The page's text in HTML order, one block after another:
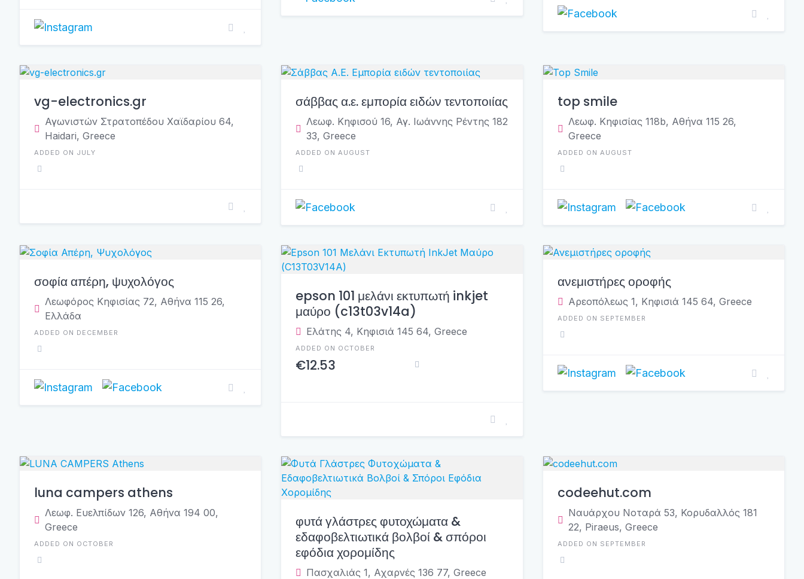
vg-electronics.gr
Αγωνιστών Στρατοπέδου Χαϊδαρίου 64,
Haidari, Greece
ADDED ON JULY
σάββας α.ε. εμπορία ειδών τεντοποιίας
Λεωφ. Κηφισού 16, Αγ. Ιωάννης Ρέντης 182
33, Greece
ADDED ON AUGUST
top smile
Λεωφ. Κηφισίας 118b, Αθήνα 115 26,
Greece
ADDED ON AUGUST
σοφία απέρη, ψυχολόγος
Λεωφόρος Κηφισίας 72, Αθήνα 115 26,
Ελλάδα
ADDED ON DECEMBER
epson 101 μελάνι εκτυπωτή inkjet
μαύρο (c13t03v14a)
Ελάτης 4, Κηφισιά 145 64, Greece
ADDED ON OCTOBER
€12.53
ανεμιστήρες οροφής
Αρεοπόλεως 1, Κηφισιά 145 64, Greece
ADDED ON SEPTEMBER
luna campers athens
Λεωφ. Ευελπίδων 126, Αθήνα 194 00,
Greece
ADDED ON OCTOBER
φυτά γλάστρες φυτοχώματα &
εδαφοβελτιωτικά βολβοί & σπόροι
εφόδια χορομίδης
Πασχαλιάς 1, Αχαρνές 136 77, Greece
codeehut.com
Ναυάρχου Νοταρά 53, Κορυδαλλός 181
22, Piraeus, Greece
ADDED ON SEPTEMBER